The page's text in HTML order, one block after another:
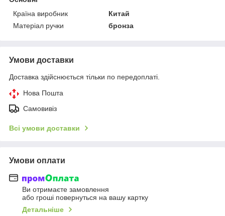
Країна виробник
Китай
Матеріал ручки
бронза
Умови доставки
Доставка здійснюється тільки по передоплаті.
Нова Пошта
Самовивіз
Всі умови доставки
Умови оплати
Ви отримаєте замовлення
або гроші повернуться на вашу картку
Детальніше